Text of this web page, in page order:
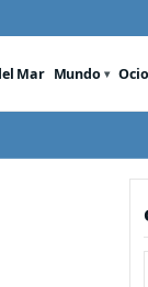
Mar Mundo